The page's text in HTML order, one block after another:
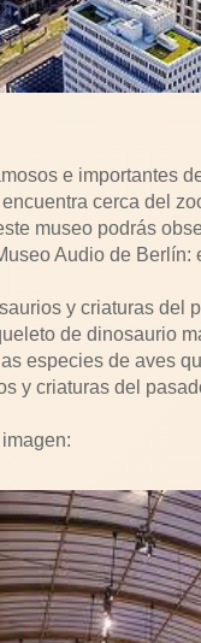
e importantes
encuentra cerca del
museo podrás
Audio de
y criaturas del
de dinosaurio
especies de aves
y criaturas del